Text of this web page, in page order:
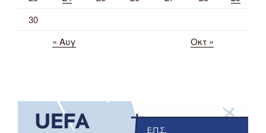
30
« Αυγ
Οκτ »